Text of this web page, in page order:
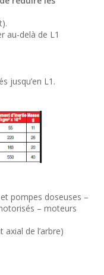
au-delà de L1
jusqu’en L1.
pompes doseuses –
– moteurs
de l’arbre)